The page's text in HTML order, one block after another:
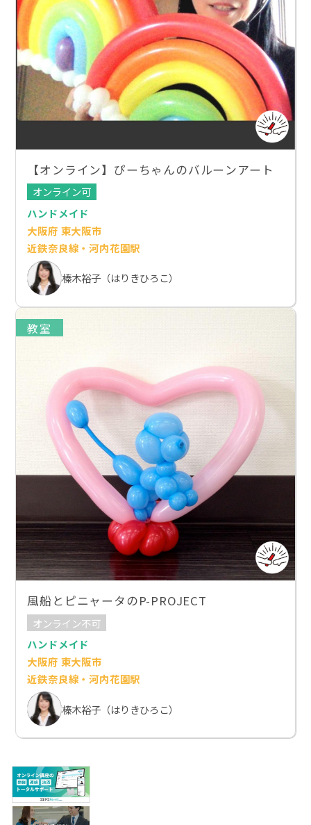
【オンライン】ぴーちゃんのバルーンアート
オンライン可
ハンドメイド
大阪府 東大阪市
近鉄奈良線・河内花園駅
榛木裕子（はりきひろこ）
教室
風船とピニャータのP-PROJECT
オンライン不可
ハンドメイド
大阪府 東大阪市
近鉄奈良線・河内花園駅
榛木裕子（はりきひろこ）